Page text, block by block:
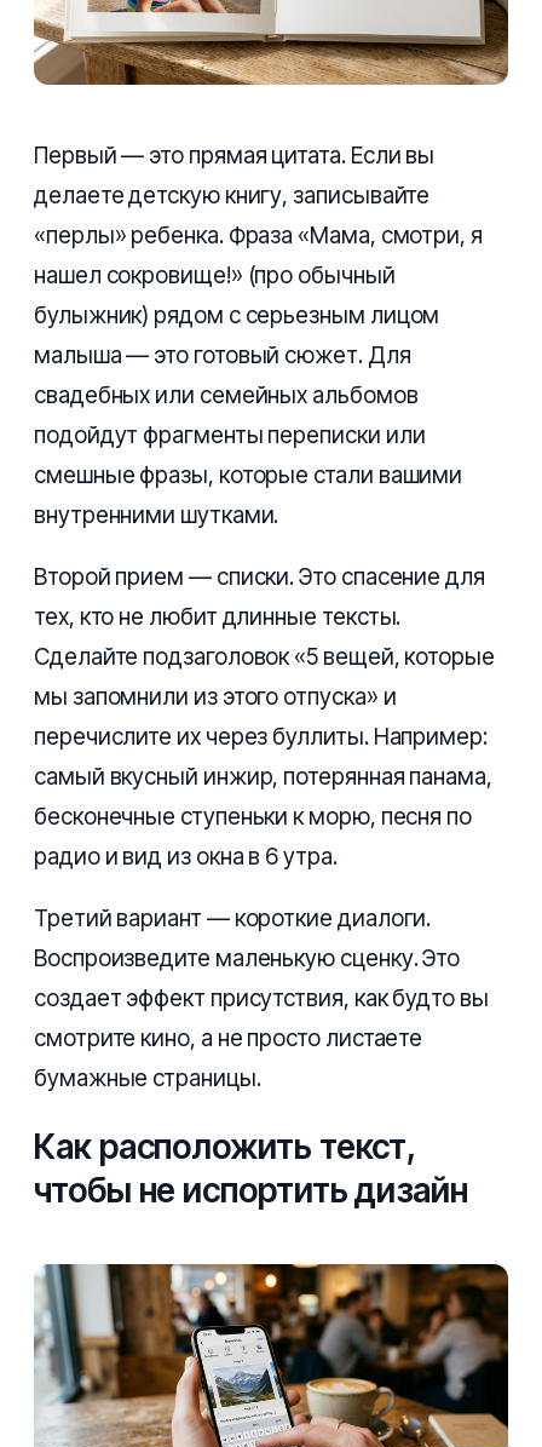
Первый — это прямая цитата. Если вы
делаете детскую книгу, записывайте
«перлы» ребенка. Фраза «Мама, смотри, я
нашел сокровище!» (про обычный
булыжник) рядом с серьезным лицом
малыша — это готовый сюжет. Для
свадебных или семейных альбомов
подойдут фрагменты переписки или
смешные фразы, которые стали вашими
внутренними шутками.
Второй прием — списки. Это спасение для
тех, кто не любит длинные тексты.
Сделайте подзаголовок «5 вещей, которые
мы запомнили из этого отпуска» и
перечислите их через буллиты. Например:
самый вкусный инжир, потерянная панама,
бесконечные ступеньки к морю, песня по
радио и вид из окна в 6 утра.
Третий вариант — короткие диалоги.
Воспроизведите маленькую сценку. Это
создает эффект присутствия, как будто вы
смотрите кино, а не просто листаете
бумажные страницы.
Как расположить текст,
чтобы не испортить дизайн